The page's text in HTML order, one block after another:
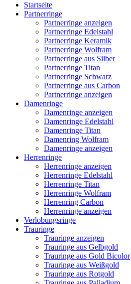
Startseite
Partnerringe
Partnerringe anzeigen
Partnerringe Edelstahl
Partnerringe Keramik
Partnerringe Wolfram
Partnerringe aus Silber
Partnerringe Titan
Partnerringe Schwarz
Partnerringe aus Carbon
Partnerringe anzeigen
Damenringe
Damenringe anzeigen
Damenringe Edelstahl
Damenringe Titan
Damenring Wolfram
Damenringe anzeigen
Herrenringe
Herrenringe anzeigen
Herrenringe Edelstahl
Herrenringe Titan
Herrenringe Wolfram
Herrenring Carbon
Herrenringe anzeigen
Verlobungsringe
Trauringe
Trauringe anzeigen
Trauringe aus Gelbgold
Trauringe aus Gold Bicolor
Trauringe aus Weißgold
Trauringe aus Rotgold